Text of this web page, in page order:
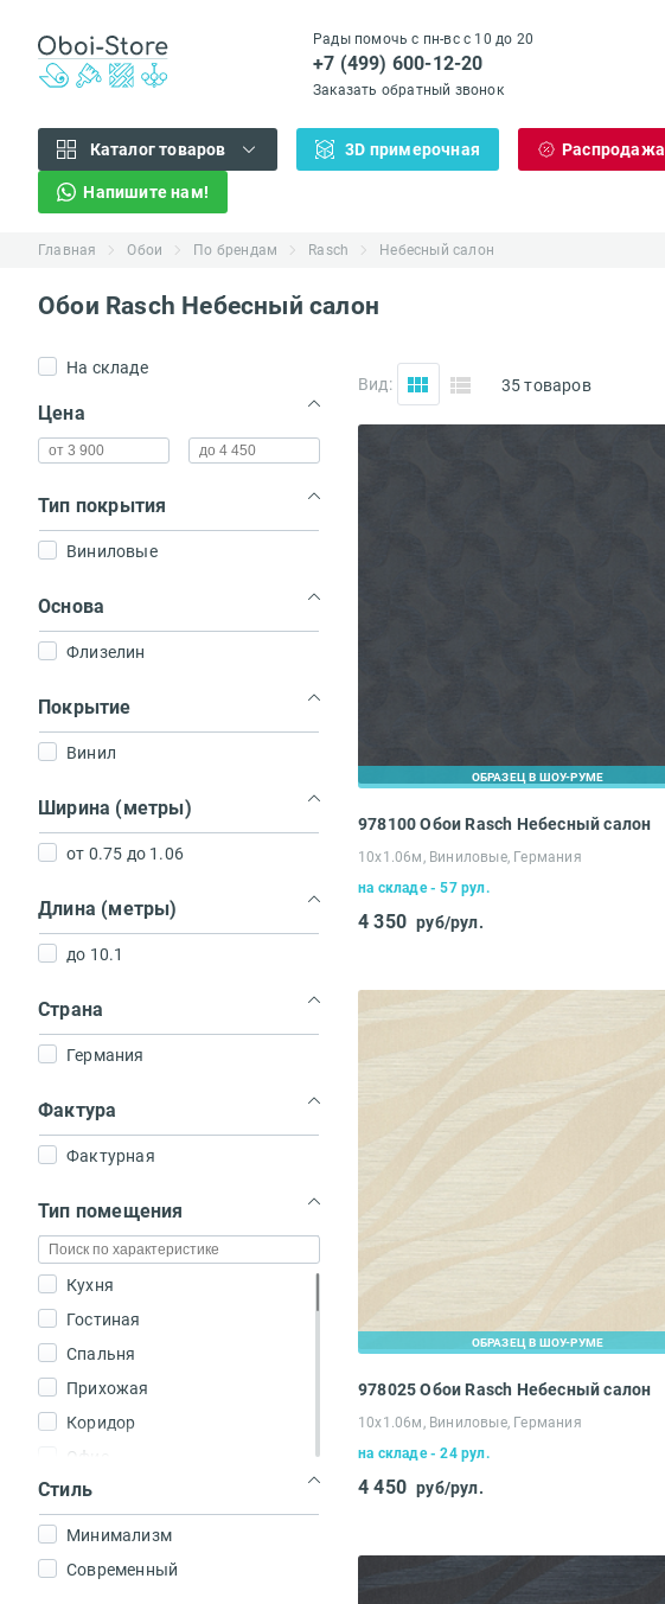
Рады помочь с пн-вс с 10 до 20
+7 (499) 600-12-20
Заказать обратный звонок
Каталог товаров 3D примерочная Распродажа
Напишите нам!
Главная Обои По брендам Rasch Небесный салон
Обои Rasch Небесный салон
На складе
Цена
Тип покрытия
Виниловые
Основа
Флизелин
Покрытие
Винил
Ширина (метры)
от 0.75 до 1.06
Длина (метры)
до 10.1
Страна
Германия
Фактура
Фактурная
Тип помещения
Кухня
Гостиная
Спальня
Прихожая
Коридор
Офис
Зал
Стиль
Минимализм
Современный
Вид: 35 товаров
ОБРАЗЕЦ В ШОУ-РУМЕ
978100 Обои Rasch Небесный салон
10х1.06м, Виниловые, Германия
на складе - 57 рул.
4 350 руб/рул.
ОБРАЗЕЦ В ШОУ-РУМЕ
978025 Обои Rasch Небесный салон
10х1.06м, Виниловые, Германия
на складе - 24 рул.
4 450 руб/рул.